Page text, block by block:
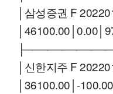
│삼성증권 F
│신한지주 F
│36100.00│-